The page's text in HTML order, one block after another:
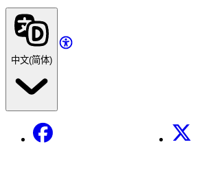
中文(简体)
Facebook X